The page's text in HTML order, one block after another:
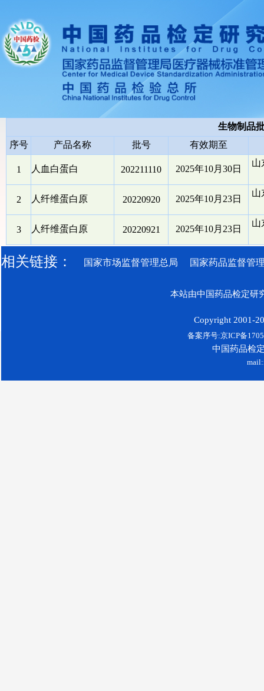
生物制品
序号
产品名称 批号 有效期至
1 人血白蛋白 202211110 2025年10月30日
山
2 人纤维蛋白原 20220920 2025年10月23日
山
3 人纤维蛋白原 20220921 2025年10月23日
山
相关链接： 国家市场监督管理总局 国家药品监督管
本站由中国药品检定研
Copyright 2001-
备案序号:京ICP备
中国药品检